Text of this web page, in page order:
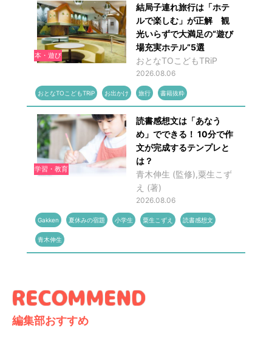
本・遊び
結局子連れ旅行は「ホテ
ルで楽しむ」が正解 観
光いらずで大満足の“遊び
場充実ホテル”5選
おとなTOこどもTRiP
2026.08.06
おとなTOこどもTRiP お出かけ 旅行 書籍抜粋
学習・教育
読書感想文は「あなう
め」でできる！ 10分で作
文が完成するテンプレと
は？
青木伸生 (監修),粟生こず
え (著)
2026.08.06
Gakken 夏休みの宿題 小学生 粟生こずえ 読書感想文
青木伸生
編集部おすすめ